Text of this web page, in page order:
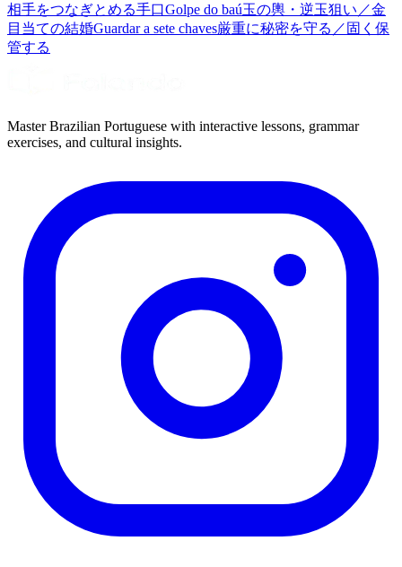
相手をつなぎとめる手口Golpe do baú玉の輿・逆玉狙い／金
目当ての結婚Guardar a sete chaves厳重に秘密を守る／固く保
管する
Master Brazilian Portuguese with interactive lessons, grammar
exercises, and cultural insights.